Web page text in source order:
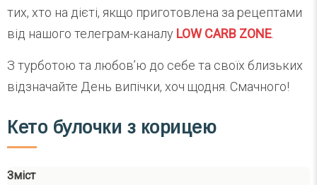
тих, хто на дієті, якщо приготовлена за рецептами
від нашого телеграм-каналу LOW CARB ZONE.
З турботою та любов’ю до себе та своїх близьких
відзначайте День випічки, хоч щодня. Смачного!
Кето булочки з корицею
Зміст